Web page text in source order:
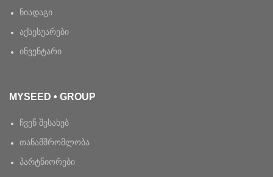
ნიადაგი
აქსესუარები
ინვენტარი
MYSEED • GROUP
ჩვენ შესახებ
თანამშრომლობა
პარტნიორები